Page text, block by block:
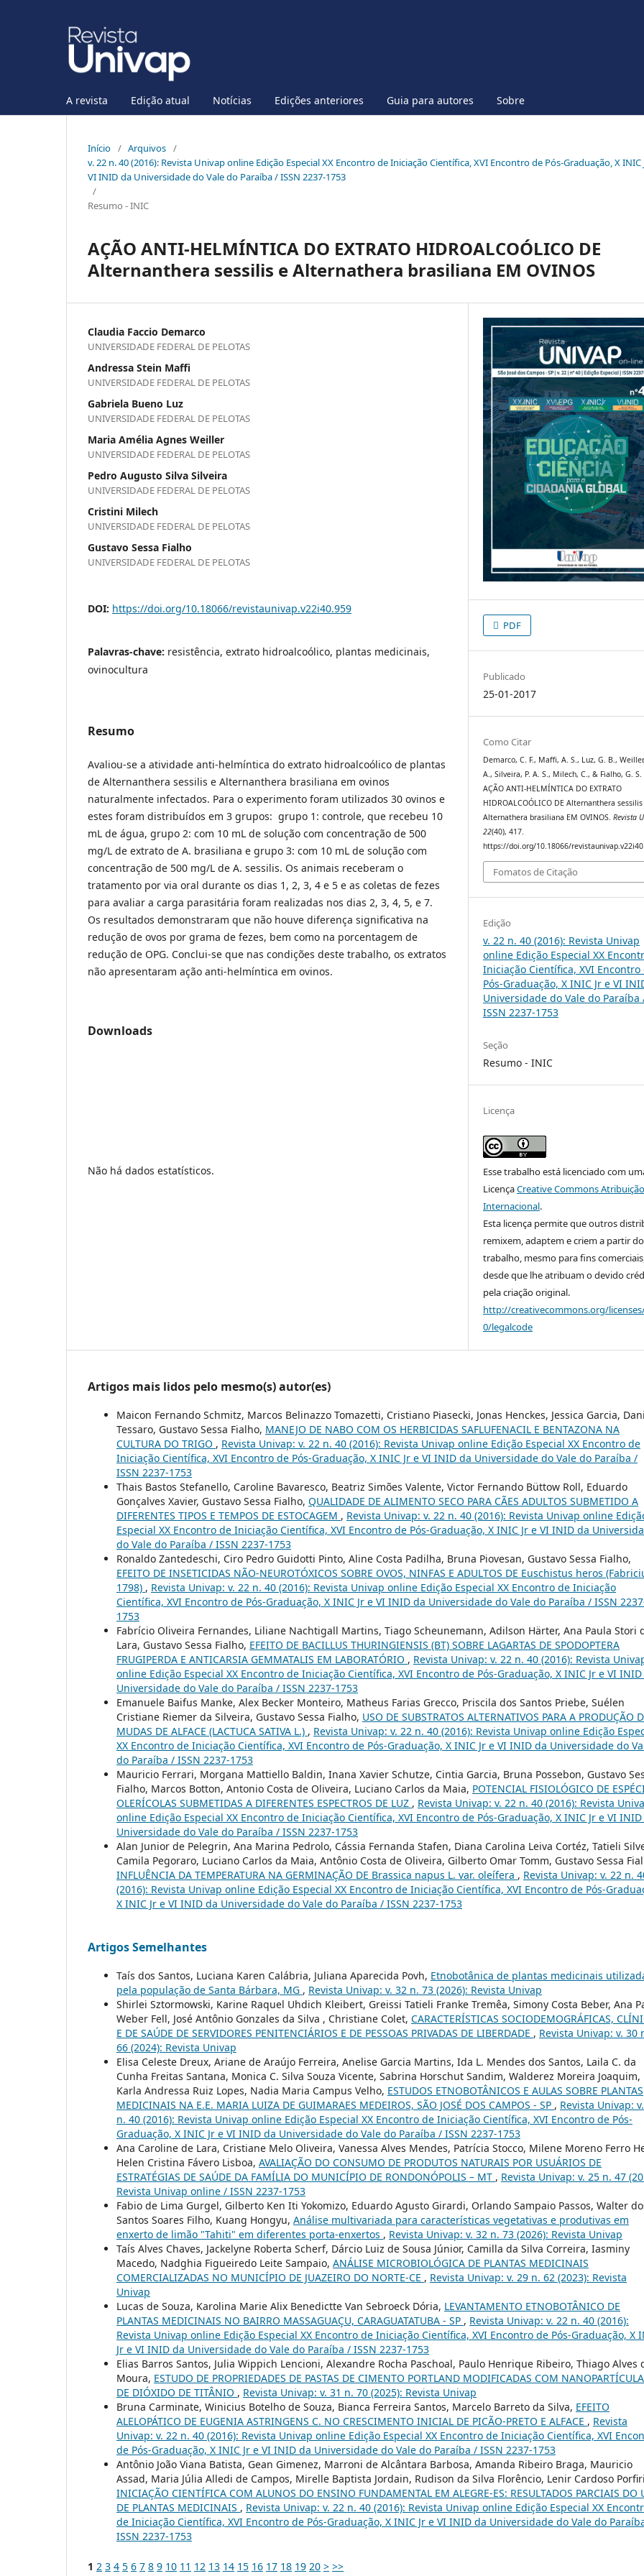
A revista Edição atual Notícias Edições anteriores Guia para autores Sobre
Início / Arquivos /
v. 22 n. 40 (2016): Revista Univap online Edição Especial XX Encontro de Iniciação Científica, XVI Encontro de Pós-Graduação, X INIC
VI INID da Universidade do Vale do Paraíba / ISSN 2237-1753
/
Resumo - INIC
AÇÃO ANTI-HELMÍNTICA DO EXTRATO HIDROALCOÓLICO DE
Alternanthera sessilis e Alternathera brasiliana EM OVINOS
Claudia Faccio Demarco
UNIVERSIDADE FEDERAL DE PELOTAS
Andressa Stein Maffi
UNIVERSIDADE FEDERAL DE PELOTAS
Gabriela Bueno Luz
UNIVERSIDADE FEDERAL DE PELOTAS
Maria Amélia Agnes Weiller
UNIVERSIDADE FEDERAL DE PELOTAS
Pedro Augusto Silva Silveira
UNIVERSIDADE FEDERAL DE PELOTAS
Cristini Milech
UNIVERSIDADE FEDERAL DE PELOTAS
Gustavo Sessa Fialho
UNIVERSIDADE FEDERAL DE PELOTAS
DOI: https://doi.org/10.18066/revistaunivap.v22i40.959
Palavras-chave: resistência, extrato hidroalcoólico, plantas medicinais,
ovinocultura
Resumo
Avaliou-se a atividade anti-helmíntica do extrato hidroalcoólico de plantas
de Alternanthera sessilis e Alternanthera brasiliana em ovinos
naturalmente infectados. Para o experimento foram utilizados 30 ovinos e
estes foram distribuídos em 3 grupos: grupo 1: controle, que recebeu 10
mL de água, grupo 2: com 10 mL de solução com concentração de 500
mg/L de extrato de A. brasiliana e grupo 3: com 10 mL de solução com
concentração de 500 mg/L de A. sessilis. Os animais receberam o
tratamento por via oral durante os dias 1, 2, 3, 4 e 5 e as coletas de fezes
para avaliar a carga parasitária foram realizadas nos dias 2, 3, 4, 5, e 7.
Os resultados demonstraram que não houve diferença significativa na
redução de ovos por grama de fezes, bem como na porcentagem de
redução de OPG. Conclui-se que nas condições deste trabalho, os extratos
não apresentaram ação anti-helmíntica em ovinos.
Downloads
Não há dados estatísticos.
PDF
Publicado
25-01-2017
Como Citar
Demarco, C. F., Maffi, A. S., Luz, G. B.,
A., Silveira, P. A. S., Milech, C., & Fialho, G. S.
AÇÃO ANTI-HELMÍNTICA DO EXTRATO
HIDROALCOÓLICO DE Alternanthera
Alternathera brasiliana EM OVINOS.Revista
22(40), 417.
https://doi.org/10.18066/
Fomatos de Citação
Edição
v. 22 n. 40 (2016): Revista Univap
online Edição Especial XX
Iniciação Científica, XVI Encontro
Pós-Graduação, X INIC Jr e VI
Universidade do Vale do Paraíba
ISSN 2237-1753
Seção
Resumo - INIC
Licença
Esse trabalho está licenciado com
LicençaCreative Commons
Internacional.
Esta licença permite que outros
remixem, adaptem e criem a partir
trabalho, mesmo para fins
desde que lhe atribuam o devido
pela criação original.
http://creativecommons.org/
0/legalcode
Artigos mais lidos pelo mesmo(s) autor(es)
Maicon Fernando Schmitz, Marcos Belinazzo Tomazetti, Cristiano Piasecki, Jonas Henckes, Jessica Garcia,
Tessaro, Gustavo Sessa Fialho, MANEJO DE NABO COM OS HERBICIDAS SAFLUFENACIL E BENTAZONA NA
CULTURA DO TRIGO , Revista Univap: v. 22 n. 40 (2016): Revista Univap online Edição Especial XX Encontro de
Iniciação Científica, XVI Encontro de Pós-Graduação, X INIC Jr e VI INID da Universidade do Vale do Paraíba /
ISSN 2237-1753
Thais Bastos Stefanello, Caroline Bavaresco, Beatriz Simões Valente, Victor Fernando Büttow Roll, Eduardo
Gonçalves Xavier, Gustavo Sessa Fialho, QUALIDADE DE ALIMENTO SECO PARA CÃES ADULTOS SUBMETIDO A
DIFERENTES TIPOS E TEMPOS DE ESTOCAGEM , Revista Univap: v. 22 n. 40 (2016): Revista Univap online
Especial XX Encontro de Iniciação Científica, XVI Encontro de Pós-Graduação, X INIC Jr e VI INID da
do Vale do Paraíba / ISSN 2237-1753
Ronaldo Zantedeschi, Ciro Pedro Guidotti Pinto, Aline Costa Padilha, Bruna Piovesan, Gustavo Sessa Fialho,
EFEITO DE INSETICIDAS NÃO-NEUROTÓXICOS SOBRE OVOS, NINFAS E ADULTOS DE Euschistus heros
1798) , Revista Univap: v. 22 n. 40 (2016): Revista Univap online Edição Especial XX Encontro de Iniciação
Científica, XVI Encontro de Pós-Graduação, X INIC Jr e VI INID da Universidade do Vale do Paraíba / ISSN
1753
Fabrício Oliveira Fernandes, Liliane Nachtigall Martins, Tiago Scheunemann, Adilson Härter, Ana Paula Stori
Lara, Gustavo Sessa Fialho, EFEITO DE BACILLUS THURINGIENSIS (BT) SOBRE LAGARTAS DE SPODOPTERA
FRUGIPERDA E ANTICARSIA GEMMATALIS EM LABORATÓRIO , Revista Univap: v. 22 n. 40 (2016): Revista
online Edição Especial XX Encontro de Iniciação Científica, XVI Encontro de Pós-Graduação, X INIC Jr e VI
Universidade do Vale do Paraíba / ISSN 2237-1753
Emanuele Baifus Manke, Alex Becker Monteiro, Matheus Farias Grecco, Priscila dos Santos Priebe, Suélen
Cristiane Riemer da Silveira, Gustavo Sessa Fialho, USO DE SUBSTRATOS ALTERNATIVOS PARA A PRODUÇÃO
MUDAS DE ALFACE (LACTUCA SATIVA L.) , Revista Univap: v. 22 n. 40 (2016): Revista Univap online Edição
XX Encontro de Iniciação Científica, XVI Encontro de Pós-Graduação, X INIC Jr e VI INID da Universidade do
do Paraíba / ISSN 2237-1753
Mauricio Ferrari, Morgana Mattiello Baldin, Inana Xavier Schutze, Cintia Garcia, Bruna Possebon, Gustavo
Fialho, Marcos Botton, Antonio Costa de Oliveira, Luciano Carlos da Maia, POTENCIAL FISIOLÓGICO DE
OLERÍCOLAS SUBMETIDAS A DIFERENTES ESPECTROS DE LUZ , Revista Univap: v. 22 n. 40 (2016): Revista
online Edição Especial XX Encontro de Iniciação Científica, XVI Encontro de Pós-Graduação, X INIC Jr e VI
Universidade do Vale do Paraíba / ISSN 2237-1753
Alan Junior de Pelegrin, Ana Marina Pedrolo, Cássia Fernanda Stafen, Diana Carolina Leiva Cortéz, Tatieli
Camila Pegoraro, Luciano Carlos da Maia, Antônio Costa de Oliveira, Gilberto Omar Tomm, Gustavo Sessa
INFLUÊNCIA DA TEMPERATURA NA GERMINAÇÃO DE Brassica napus L. var. oleífera , Revista Univap: v. 22 n.
(2016): Revista Univap online Edição Especial XX Encontro de Iniciação Científica, XVI Encontro de Pós-
X INIC Jr e VI INID da Universidade do Vale do Paraíba / ISSN 2237-1753
Artigos Semelhantes
Taís dos Santos, Luciana Karen Calábria, Juliana Aparecida Povh, Etnobotânica de plantas medicinais
pela população de Santa Bárbara, MG , Revista Univap: v. 32 n. 73 (2026): Revista Univap
Shirlei Sztormowski, Karine Raquel Uhdich Kleibert, Greissi Tatieli Franke Tremêa, Simony Costa Beber, Ana
Weber Fell, José Antônio Gonzales da Silva , Christiane Colet, CARACTERÍSTICAS SOCIODEMOGRÁFICAS,
E DE SAÚDE DE SERVIDORES PENITENCIÁRIOS E DE PESSOAS PRIVADAS DE LIBERDADE , Revista Univap: v. 30
66 (2024): Revista Univap
Elisa Celeste Dreux, Ariane de Araújo Ferreira, Anelise Garcia Martins, Ida L. Mendes dos Santos, Laila C. da
Cunha Freitas Santana, Monica C. Silva Souza Vicente, Sabrina Horschut Sandim, Walderez Moreira Joaquim,
Karla Andressa Ruiz Lopes, Nadia Maria Campus Velho, ESTUDOS ETNOBOTÂNICOS E AULAS SOBRE PLANTAS
MEDICINAIS NA E.E. MARIA LUIZA DE GUIMARAES MEDEIROS, SÃO JOSÉ DOS CAMPOS - SP , Revista Univap:
n. 40 (2016): Revista Univap online Edição Especial XX Encontro de Iniciação Científica, XVI Encontro de Pós-
Graduação, X INIC Jr e VI INID da Universidade do Vale do Paraíba / ISSN 2237-1753
Ana Caroline de Lara, Cristiane Melo Oliveira, Vanessa Alves Mendes, Patrícia Stocco, Milene Moreno Ferro
Helen Cristina Fávero Lisboa, AVALIAÇÃO DO CONSUMO DE PRODUTOS NATURAIS POR USUÁRIOS DE
ESTRATÉGIAS DE SAÚDE DA FAMÍLIA DO MUNICÍPIO DE RONDONÓPOLIS – MT , Revista Univap: v. 25 n. 47
Revista Univap online / ISSN 2237-1753
Fabio de Lima Gurgel, Gilberto Ken Iti Yokomizo, Eduardo Agusto Girardi, Orlando Sampaio Passos, Walter
Santos Soares Filho, Kuang Hongyu, Análise multivariada para características vegetativas e produtivas em
enxerto de limão "Tahiti" em diferentes porta-enxertos , Revista Univap: v. 32 n. 73 (2026): Revista Univap
Taís Alves Chaves, Jackelyne Roberta Scherf, Dárcio Luiz de Sousa Júnior, Camilla da Silva Correira, Iasminy
Macedo, Nadghia Figueiredo Leite Sampaio, ANÁLISE MICROBIOLÓGICA DE PLANTAS MEDICINAIS
COMERCIALIZADAS NO MUNICÍPIO DE JUAZEIRO DO NORTE-CE , Revista Univap: v. 29 n. 62 (2023): Revista
Univap
Lucas de Souza, Karolina Marie Alix Benedictte Van Sebroeck Dória, LEVANTAMENTO ETNOBOTÂNICO DE
PLANTAS MEDICINAIS NO BAIRRO MASSAGUAÇU, CARAGUATATUBA - SP , Revista Univap: v. 22 n. 40 (2016):
Revista Univap online Edição Especial XX Encontro de Iniciação Científica, XVI Encontro de Pós-Graduação, X
Jr e VI INID da Universidade do Vale do Paraíba / ISSN 2237-1753
Elias Barros Santos, Julia Wippich Lencioni, Alexandre Rocha Paschoal, Paulo Henrique Ribeiro, Thiago Alves
Moura, ESTUDO DE PROPRIEDADES DE PASTAS DE CIMENTO PORTLAND MODIFICADAS COM
DE DIÓXIDO DE TITÂNIO , Revista Univap: v. 31 n. 70 (2025): Revista Univap
Bruna Carminate, Winicius Botelho de Souza, Bianca Ferreira Santos, Marcelo Barreto da Silva, EFEITO
ALELOPÁTICO DE EUGENIA ASTRINGENS C. NO CRESCIMENTO INICIAL DE PICÃO-PRETO E ALFACE , Revista
Univap: v. 22 n. 40 (2016): Revista Univap online Edição Especial XX Encontro de Iniciação Científica, XVI
de Pós-Graduação, X INIC Jr e VI INID da Universidade do Vale do Paraíba / ISSN 2237-1753
Antônio João Viana Batista, Gean Gimenez, Marroni de Alcântara Barbosa, Amanda Ribeiro Braga, Mauricio
Assad, Maria Júlia Alledi de Campos, Mirelle Baptista Jordain, Rudison da Silva Florêncio, Lenir Cardoso
INICIAÇÃO CIENTÍFICA COM ALUNOS DO ENSINO FUNDAMENTAL EM ALEGRE-ES: RESULTADOS PARCIAIS DO
DE PLANTAS MEDICINAIS , Revista Univap: v. 22 n. 40 (2016): Revista Univap online Edição Especial XX
de Iniciação Científica, XVI Encontro de Pós-Graduação, X INIC Jr e VI INID da Universidade do Vale do
ISSN 2237-1753
1 2 3 4 5 6 7 8 9 10 11 12 13 14 15 16 17 18 19 20 > >>